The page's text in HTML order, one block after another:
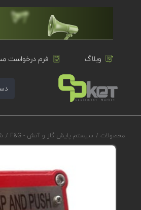
وبلاگ فرم درخواست
محصولات / سیستم پایش گاز و آتش - F&G /